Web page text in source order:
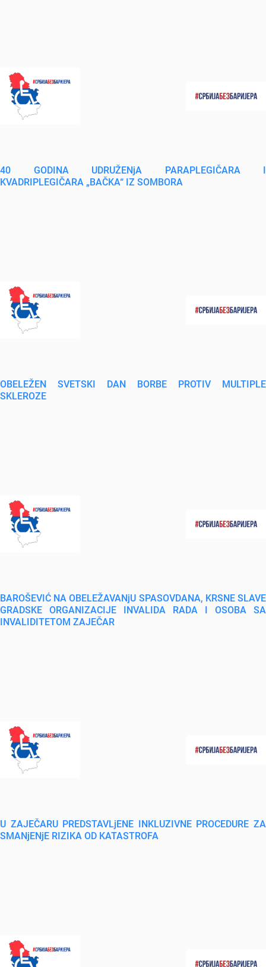
40 GODINA UDRUŽENjA PARAPLEGIČARA I
KVADRIPLEGIČARA „BAČKA“ IZ SOMBORA
OBELEŽEN SVETSKI DAN BORBE PROTIV MULTIPLE
SKLEROZE
BAROŠEVIĆ NA OBELEŽAVANjU SPASOVDANA, KRSNE SLAVE
GRADSKE ORGANIZACIJE INVALIDA RADA I OSOBA SA
INVALIDITETOM ZAJEČAR
U ZAJEČARU PREDSTAVLjENE INKLUZIVNE PROCEDURE ZA
SMANjENjE RIZIKA OD KATASTROFA